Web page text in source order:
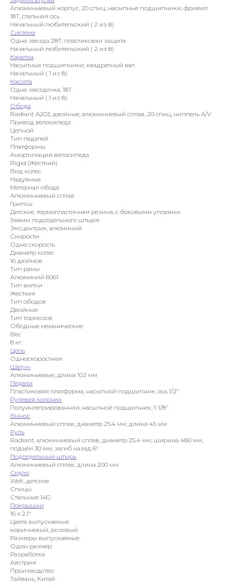
Алюминиевый корпус, 20 спиц, насыпные подшипники, фривил
18T, стальная ось
Начальный любительский ( 2 из 8)
Система
Одна звезда 28T, пластиковая защита
Начальный любительский ( 2 из 8)
Каретка
Насыпные подшипники, квадратный вал
Начальный ( 1 из 8)
Кассета
Одна звездочка, 18Т
Начальный ( 1 из 8)
Обода
Radiant A203, двойные, алюминиевый сплав, 20 спиц, ниппель A/V
Привод велосипеда
Цепной
Тип педалей
Платформы
Амортизация велосипеда
Rigid (Жесткий)
Вид колес
Надувные
Материал обода
Алюминиевый сплав
Грипсы
Детские, термопластичная резина, с боковыми упорами
Зажим подседельного штыря
Эксцентрик, алюминий
Скорости
Одна скорость
Диаметр колес
16 дюймов
Тип рамы
Алюминий 6061
Тип вилки
Жесткая
Тип ободов
Двойные
Тип тормозов
Ободные механические
Вес
8 кг.
Цепь
Односкоростная
Шатун
Алюминиевые, длина 102 мм
Педали
Пластиковая платформа, насыпной подшипник, ось 1/2″
Рулевая колонка
Полуинтегрированная, насыпной подшипник, 1-1/8″
Вынос
Алюминиевый сплав, диаметр 25.4 мм, длина 45 мм
Руль
Radiant, алюминиевый сплав, диаметр 25.4 мм, ширина 480 мм,
подъём 30 мм, загиб назад 6°
Подседельный штырь
Алюминиевый сплав, длина 200 мм
Седло
Welt, детское
Спицы
Стальные 14G
Покрышки
16 x 2.1″
Цвета выпускаемые
коричневый, розовый
Размеры выпускаемые
Один размер
Разработка
Австрия
Производство
Тайвань, Китай